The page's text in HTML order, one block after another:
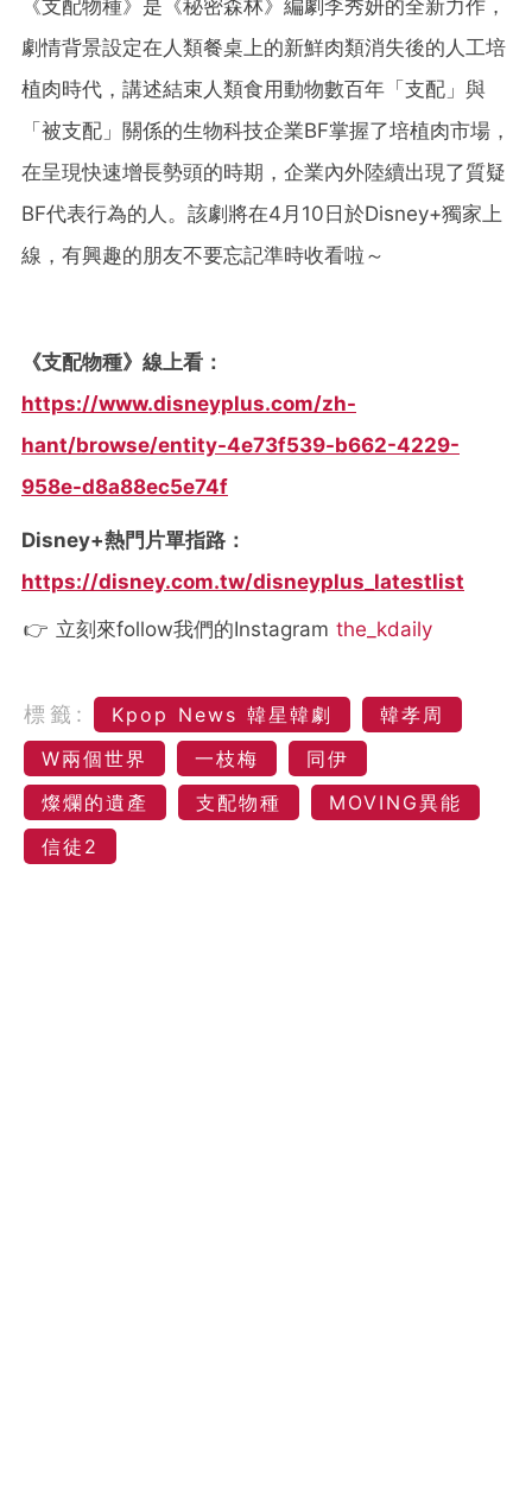
《支配物種》是《秘密森林》編劇李秀妍的全新力作，
劇情背景設定在人類餐桌上的新鮮肉類消失後的人工培
植肉時代，講述結束人類食用動物數百年「支配」與
「被支配」關係的生物科技企業BF掌握了培植肉市場，
在呈現快速增長勢頭的時期，企業內外陸續出現了質疑
BF代表行為的人。該劇將在4月10日於Disney+獨家上
線，有興趣的朋友不要忘記準時收看啦～
《支配物種》線上看：
https://www.disneyplus.com/zh-
hant/browse/entity-4e73f539-b662-4229-
958e-d8a88ec5e74f
Disney+熱門片單指路：
https://disney.com.tw/disneyplus_latestlist
👉 立刻來follow我們的Instagram the_kdaily
標籤: Kpop News 韓星韓劇
韓孝周
W兩個世界
一枝梅
同伊
燦爛的遺產
支配物種
MOVING異能
信徒2